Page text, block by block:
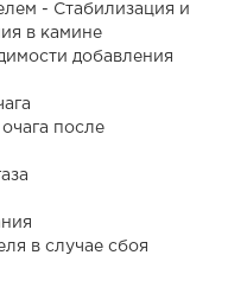
- Стабилизация и
в камине
добавления
после
в случае сбоя